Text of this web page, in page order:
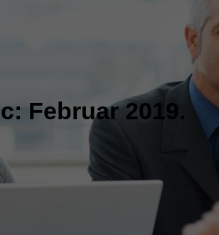
Februar 2019.